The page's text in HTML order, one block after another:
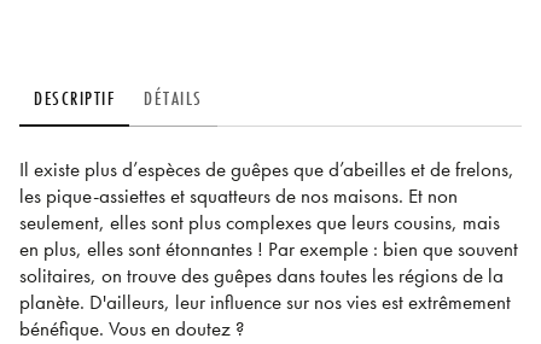
DESCRIPTIF DÉTAILS
Il existe plus d’espèces de guêpes que d’abeilles et de frelons,
les pique-assiettes et squatteurs de nos maisons. Et non
seulement, elles sont plus complexes que leurs cousins, mais
en plus, elles sont étonnantes ! Par exemple : bien que souvent
solitaires, on trouve des guêpes dans toutes les régions de la
planète. D'ailleurs, leur influence sur nos vies est extrêmement
bénéfique. Vous en doutez ?